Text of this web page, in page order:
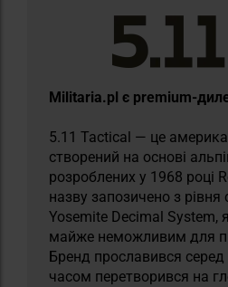
Militaria.pl є premium-
5.11 Tactical — це
створений на основі
розроблених у 1968 році
назву запозичено з рівня
Yosemite Decimal System,
майже неможливим для
Бренд прославився серед
часом перетворився на